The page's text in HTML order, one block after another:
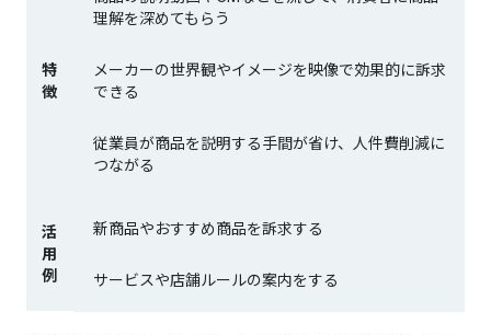
特
徴
理解を深めてもらう
メーカーの世界観やイメージを映像で効果的に訴求
できる
従業員が商品を説明する手間が省け、人件費削減に
つながる
活
用
例
新商品やおすすめ商品を訴求する
サービスや店舗ルールの案内をする